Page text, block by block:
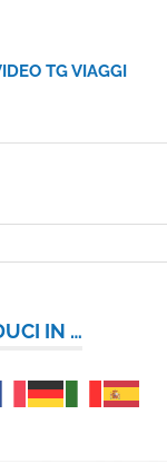
TG VIAGGI
IN …